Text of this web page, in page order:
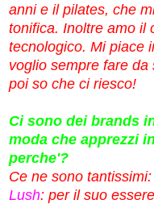
anni e il pilates, che
tonifica. Inoltre amo il
tecnologico. Mi piace
voglio sempre fare
poi so che ci riesco!
Ci sono dei brands
moda che apprezzi
perche'?
Ce ne sono tantissimi:
Lush: per il suo